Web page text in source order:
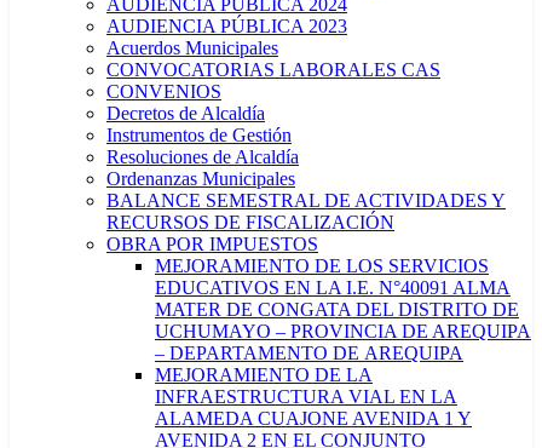
AUDIENCIA PÚBLICA 2024
AUDIENCIA PÚBLICA 2023
Acuerdos Municipales
CONVOCATORIAS LABORALES CAS
CONVENIOS
Decretos de Alcaldía
Instrumentos de Gestión
Resoluciones de Alcaldía
Ordenanzas Municipales
BALANCE SEMESTRAL DE ACTIVIDADES Y
RECURSOS DE FISCALIZACIÓN
OBRA POR IMPUESTOS
MEJORAMIENTO DE LOS SERVICIOS
EDUCATIVOS EN LA I.E. N°40091 ALMA
MATER DE CONGATA DEL DISTRITO DE
UCHUMAYO – PROVINCIA DE AREQUIPA
– DEPARTAMENTO DE AREQUIPA
MEJORAMIENTO DE LA
INFRAESTRUCTURA VIAL EN LA
ALAMEDA CUAJONE AVENIDA 1 Y
AVENIDA 2 EN EL CONJUNTO